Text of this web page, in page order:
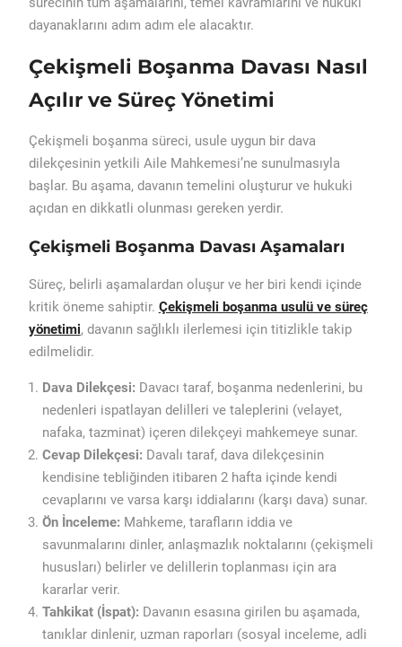
dayanaklarını adım adım ele alacaktır.
Çekişmeli Boşanma Davası Nasıl
Açılır ve Süreç Yönetimi
Çekişmeli boşanma süreci, usule uygun bir dava
dilekçesinin yetkili Aile Mahkemesi’ne sunulmasıyla
başlar. Bu aşama, davanın temelini oluşturur ve hukuki
açıdan en dikkatli olunması gereken yerdir.
Çekişmeli Boşanma Davası Aşamaları
Süreç, belirli aşamalardan oluşur ve her biri kendi içinde
kritik öneme sahiptir. Çekişmeli boşanma usulü ve süreç
yönetimi, davanın sağlıklı ilerlemesi için titizlikle takip
edilmelidir.
Dava Dilekçesi: Davacı taraf, boşanma nedenlerini, bu
nedenleri ispatlayan delilleri ve taleplerini (velayet,
nafaka, tazminat) içeren dilekçeyi mahkemeye sunar.
Cevap Dilekçesi: Davalı taraf, dava dilekçesinin
kendisine tebliğinden itibaren 2 hafta içinde kendi
cevaplarını ve varsa karşı iddialarını (karşı dava) sunar.
Ön İnceleme: Mahkeme, tarafların iddia ve
savunmalarını dinler, anlaşmazlık noktalarını (çekişmeli
hususları) belirler ve delillerin toplanması için ara
kararlar verir.
Tahkikat (İspat): Davanın esasına girilen bu aşamada,
tanıklar dinlenir, uzman raporları (sosyal inceleme, adli